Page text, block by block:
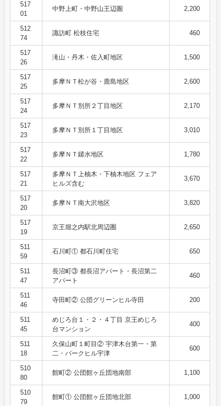
517
01
中野上町・中野山王辺圏 2,200
512
74
諏訪町 松枝住宅 460
517
26
滝山・丹木・佐入町地区 1,500
517
25
多摩ＮＴ松が谷・鹿島地区 2,600
517
24
多摩ＮＴ別所２丁目地区 2,170
517
23
多摩ＮＴ別所１丁目地区 3,010
517
22
多摩ＮＴ鑓水地区 1,780
517
21
多摩ＮＴ上柚木・下柚木地区 フェア
ヒルズ含む
3,670
517
20
多摩ＮＴ南大沢地区 3,820
517
19
京王堀之内駅北周辺圏 2,650
511
59
石川町① 都石川町住宅 650
511
47
長沼町③ 都長沼アパート・長沼第二
アパート
460
511
46
寺田町② 公団グリーンヒル寺田 200
511
45
めじろ台１・２・４丁目 京王めじろ
台マンション
400
511
18
久保山町１町目② 宇津木台第一・第
二・パークヒル宇津
600
510
80
館町② 公団館ヶ丘団地南部 1,100
510
79
館町① 公団館ヶ丘団地北部 1,000